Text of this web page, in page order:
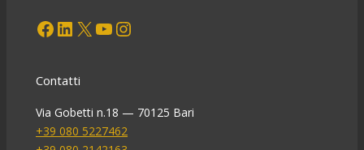
Facebook LinkedIn X YouTube Instagram
Contatti
Via Gobetti n.18 — 70125 Bari
+39 080 5227462